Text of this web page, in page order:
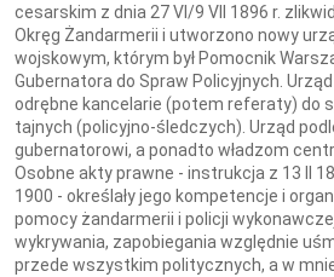
cesarskim z dnia 27 VI/9 VII 1896 r.
Okręg Żandarmerii i utworzono nowy
wojskowym, którym był Pomocnik
Gubernatora do Spraw Policyjnych.
odrębne kancelarie (potem referaty) do
tajnych (policyjno-śledczych). Urząd
gubernatorowi, a ponadto władzom
Osobne akty prawne - instrukcja z 13 II
1900 - określały jego kompetencje i
pomocy żandarmerii i policji
wykrywania, zapobiegania względnie
przede wszystkim politycznych, a w